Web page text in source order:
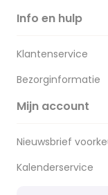
Info en hulp
Klantenservice
Bezorginformatie
Mijn account
Nieuwsbrief
Kalenderservice